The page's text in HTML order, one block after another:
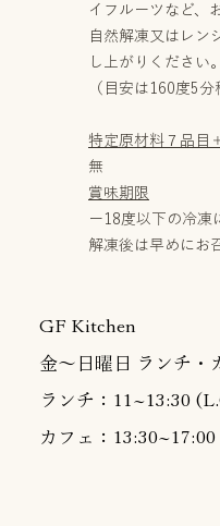
イフルーツなど、
自然解凍又はレン
し上がりください。
（目安は160度5分
特定原材料７品目
無
賞味期限
ー18度以下の冷凍
解凍後は早めにお
GF Kitchen
金～日曜日 ランチ・
ランチ：11~13:30
カフェ：